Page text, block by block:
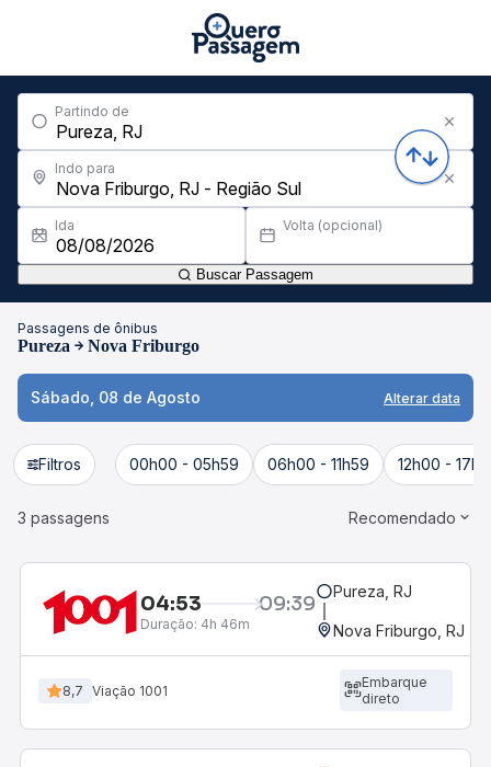
Partindo de
Indo para
Ida Volta (opcional)
Buscar Passagem
Passagens de ônibus
Pureza Nova Friburgo
Sábado, 08 de Agosto Alterar data
Filtros 00h00 - 05h59 06h00 - 11h59 12h00 -
3 passagens Recomendado
04:53 09:39
Duração: 4h 46m
Pureza, RJ
Nova Friburgo, RJ -
8,7 Viação 1001
Embarque
direto